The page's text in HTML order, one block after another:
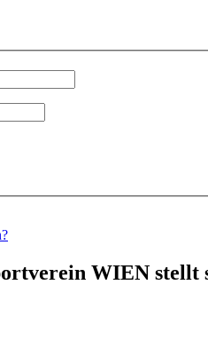
WIEN stellt